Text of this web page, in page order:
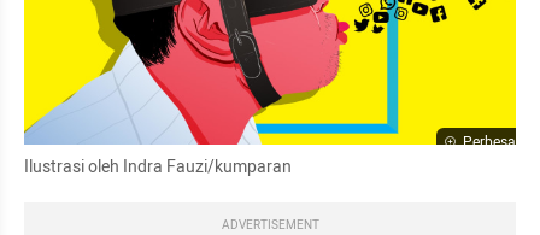
Perbesar
Ilustrasi oleh Indra Fauzi/kumparan
ADVERTISEMENT